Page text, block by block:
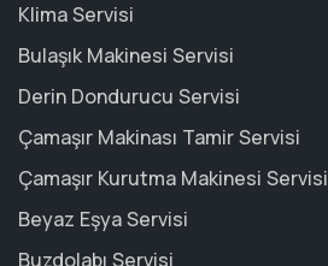
Klima Servisi
Bulaşık Makinesi Servisi
Derin Dondurucu Servisi
Çamaşır Makinası Tamir Servisi
Çamaşır Kurutma Makinesi Servisi
Beyaz Eşya Servisi
Buzdolabı Servisi